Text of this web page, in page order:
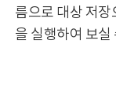
름으로 대상 저
을 실행하여 보실